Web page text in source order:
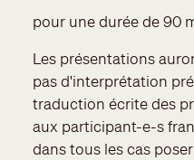
pour une durée de 90
Les présentations
pas d'interprétation
traduction écrite des
aux participant-e-s
dans tous les cas